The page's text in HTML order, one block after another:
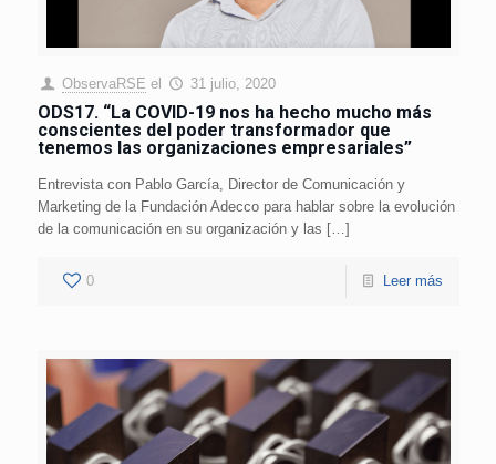
ObservaRSE el 31 julio, 2020
ODS17. “La COVID-19 nos ha hecho mucho más
conscientes del poder transformador que
tenemos las organizaciones empresariales”
Entrevista con Pablo García, Director de Comunicación y
Marketing de la Fundación Adecco para hablar sobre la evolución
de la comunicación en su organización y las […]
0 Leer más